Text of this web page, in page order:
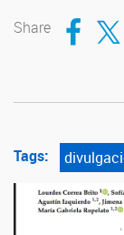
Share Compartir
Tags: